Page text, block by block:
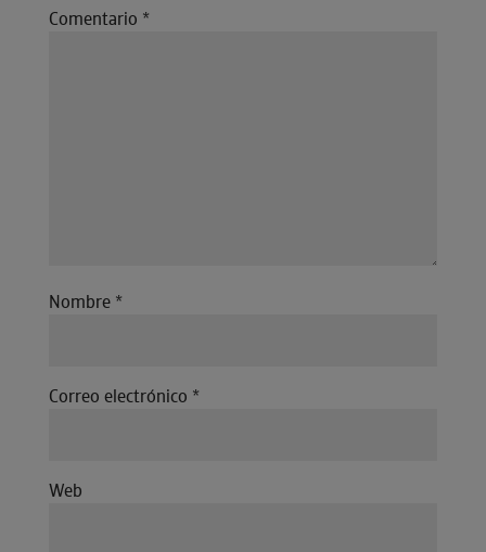
Comentario *
Nombre *
Correo electrónico *
Web